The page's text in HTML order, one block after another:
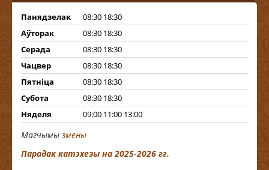
Панядзелак
08:30 18:30
Аўторак
08:30 18:30
Серада
08:30 18:30
Чацвер
08:30 18:30
Пятніца
08:30 18:30
Субота
08:30 18:30
Няделя
09:00 11:00 13:00
Магчымы змены
Парадак катэхезы на 2025-2026 гг.